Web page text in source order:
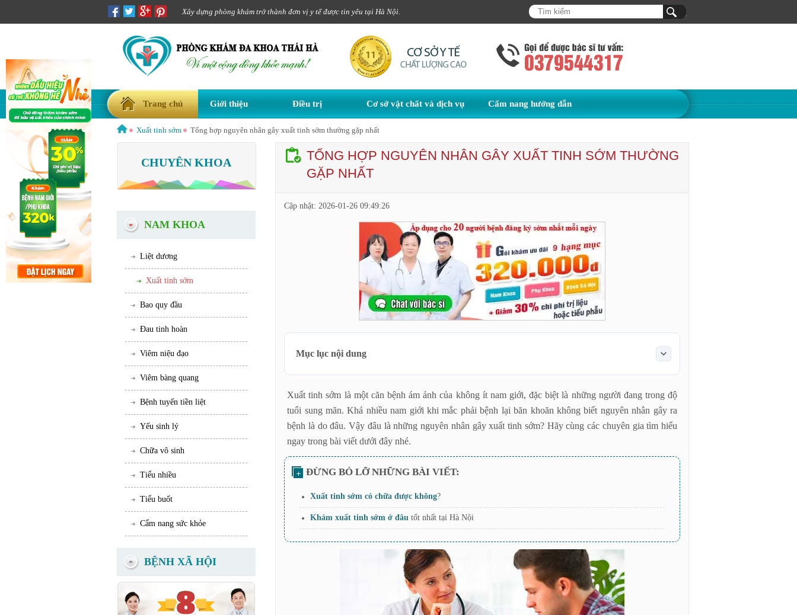
Xây dựng phòng khám trở thành đơn vị y tế được tin yêu tại Hà Nội.
Trang chủ Giới thiệu Điều trị Cơ sở vật chất và dịch vụ Cẩm nang hướng dẫn
Xuất tinh sớm Tổng hợp nguyên nhân gây xuất tinh sớm thường gặp nhất
CHUYÊN KHOA
NAM KHOA
Liệt dương
Xuất tinh sớm
Bao quy đầu
Đau tinh hoàn
Viêm niệu đạo
Viêm bàng quang
Bệnh tuyến tiền liệt
Yếu sinh lý
Chữa vô sinh
Tiểu nhiều
Tiểu buốt
Cẩm nang sức khỏe
BỆNH XÃ HỘI
TỔNG HỢP NGUYÊN NHÂN GÂY XUẤT TINH SỚM THƯỜNG
GẶP NHẤT
Cập nhật: 2026-01-26 09:49:26
Mục lục nội dung
Các nguyên nhân gây xuất tinh sớm thường gặp nhất
Do tâm lý căng thẳng
Thủ dâm tần suất quá lớn
Do chứng dài/hẹp bao quy đầu
Cách cách chữa xuất tinh sớm hiệu quả
Dùng thuốc
Kỹ thuật xâm lấn tối thiểu
Sử dụng liệu pháp phục hồi chức năng sinh dục Plissit
Xuất tinh sớm là một căn bệnh ám ảnh của không ít nam giới, đặc biệt là những người đang trong độ
tuổi sung mãn. Khá nhiều nam giới khi mắc phải bệnh lại băn khoăn không biết nguyên nhân gây ra
bệnh là do đâu. Vậy đâu là những nguyên nhân gây xuất tinh sớm? Hãy cùng các chuyên gia tìm hiểu
ngay trong bài viết dưới đây nhé.
Xuất tinh sớm có chữa được không?
Khám xuất tinh sớm ở đâu tốt nhất tại Hà Nội